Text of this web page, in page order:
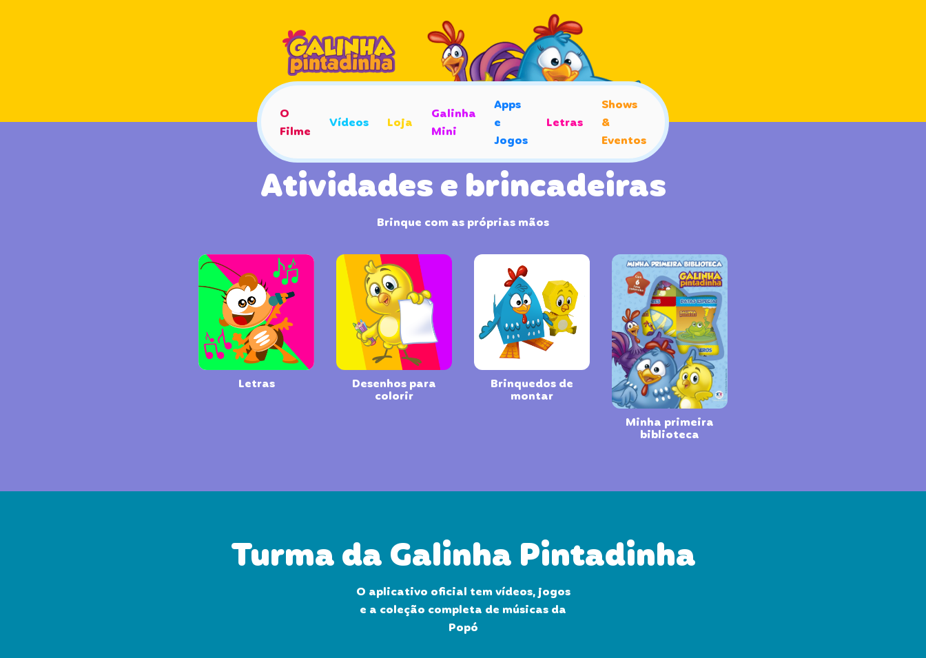
O
Filme
Vídeos Loja
Galinha
Mini
Apps
e
Jogos
Letras
Shows
&
Eventos
Atividades e brincadeiras
Brinque com as próprias mãos
Letras Desenhos para
colorir
Brinquedos de
montar
Minha primeira
biblioteca
Turma da Galinha Pintadinha
O aplicativo oficial tem vídeos, jogos
e a coleção completa de músicas da
Popó